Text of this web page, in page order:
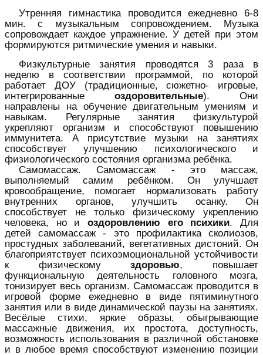
Утренняя гимнастика проводится ежедневно 6-8
мин. с музыкальным сопровождением. Музыка
сопровождает каждое упражнение. У детей при этом
формируются ритмические умения и навыки.
Физкультурные занятия проводятся 3 раза в
неделю в соответствии программой, по которой
работает ДОУ (традиционные, сюжетно- игровые,
интегрированные оздоровительные). Они
направлены на обучение двигательным умениям и
навыкам. Регулярные занятия физкультурой
укрепляют организм и способствуют повышению
иммунитета. А присутствие музыки на занятиях
способствует улучшению психологического и
физиологического состояния организма ребёнка.
Самомассаж. Самомассаж - это массаж,
выполняемый самим ребёнком. Он улучшает
кровообращение, помогает нормализовать работу
внутренних органов, улучшить осанку. Он
способствует не только физическому укреплению
человека, но и оздоровлению его психики. Для
детей самомассаж - это профилактика сколиозов,
простудных заболеваний, вегетативных дистоний. Он
благоприятствует психоэмоциональной устойчивости
к физическомуздоровью, повышает
функциональную деятельность головного мозга,
тонизирует весь организм. Самомассаж проводится в
игровой форме ежедневно в виде пятиминутного
занятия или в виде динамической паузы на занятиях.
Весёлые стихи, яркие образы, обыгрывающие
массажные движения, их простота, доступность,
возможность использования в различной обстановке
и в любое время способствуют изменению позиции